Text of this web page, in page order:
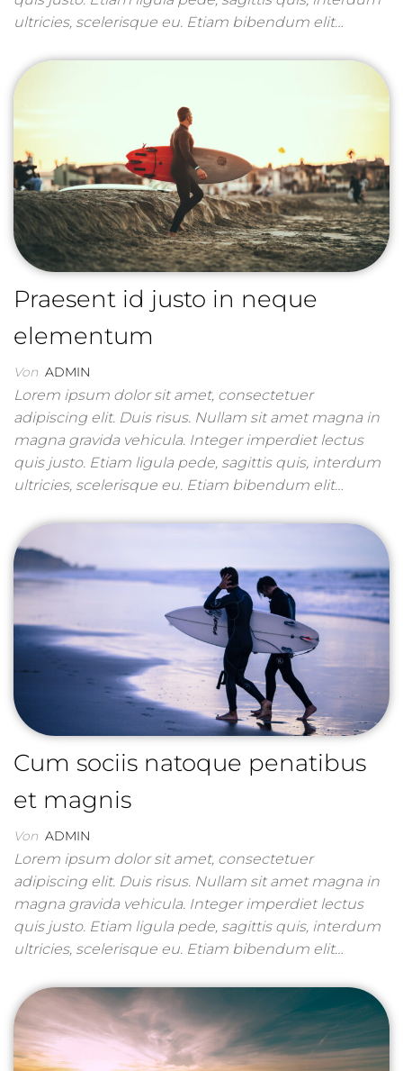
ultricies, scelerisque eu. Etiam bibendum elit…
Praesent id justo in neque
elementum
Von ADMIN
Lorem ipsum dolor sit amet, consectetuer
adipiscing elit. Duis risus. Nullam sit amet magna in
magna gravida vehicula. Integer imperdiet lectus
quis justo. Etiam ligula pede, sagittis quis, interdum
ultricies, scelerisque eu. Etiam bibendum elit…
Cum sociis natoque penatibus
et magnis
Von ADMIN
Lorem ipsum dolor sit amet, consectetuer
adipiscing elit. Duis risus. Nullam sit amet magna in
magna gravida vehicula. Integer imperdiet lectus
quis justo. Etiam ligula pede, sagittis quis, interdum
ultricies, scelerisque eu. Etiam bibendum elit…